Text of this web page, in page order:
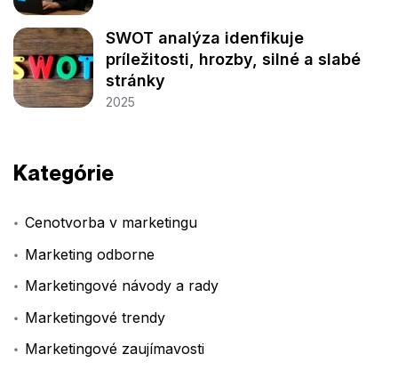
SWOT analýza idenfikuje
príležitosti, hrozby, silné a slabé
stránky
2025
Kategórie
Cenotvorba v marketingu
Marketing odborne
Marketingové návody a rady
Marketingové trendy
Marketingové zaujímavosti